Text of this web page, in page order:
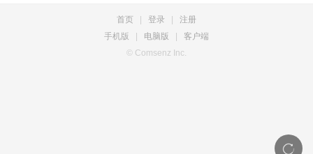
首页 登录
注册
手机版
电脑版
客户端
© Comsenz Inc.